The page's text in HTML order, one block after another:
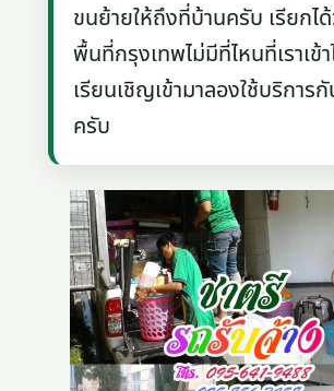
ขนย้ายให้ถึงที่บ้านครับ เรียกได้
พื้นที่กรุงเทพไม่มีที่ไหนที่เราเข้
เรียนเชิญเข้ามาลองใช้บริการกั
ครับ